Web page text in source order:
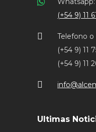
(+54 9) 11
Telefono o
(+54 9) 11
(+54 9) 11
Ultimas